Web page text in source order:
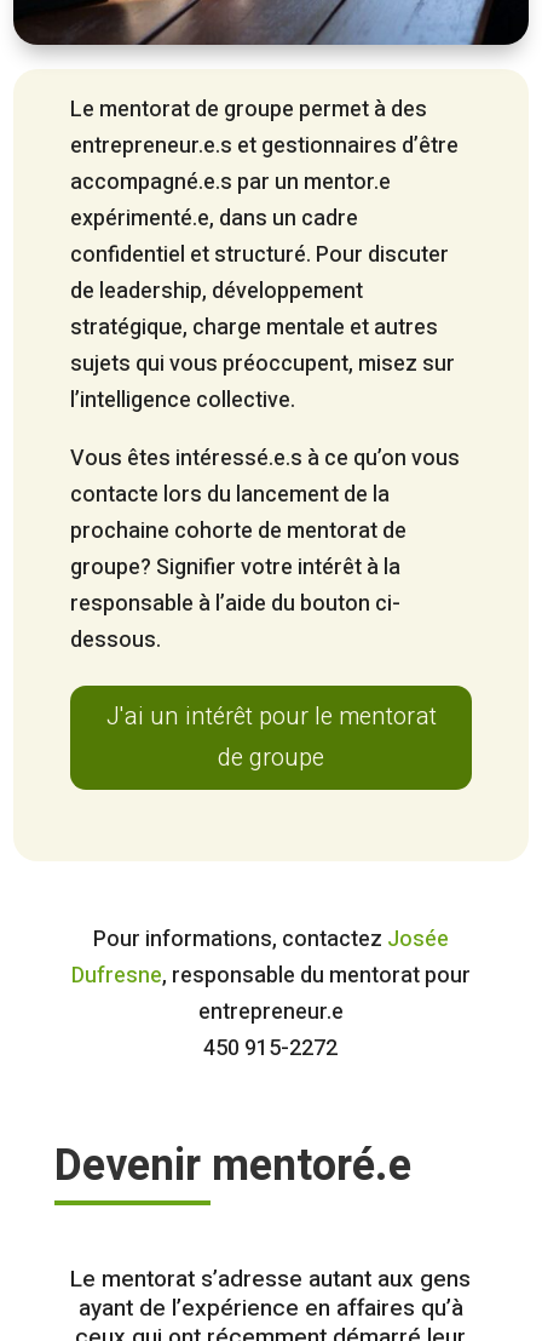
Le mentorat de groupe permet à des
entrepreneur.e.s et gestionnaires d’être
accompagné.e.s par un mentor.e
expérimenté.e, dans un cadre
confidentiel et structuré. Pour discuter
de leadership, développement
stratégique, charge mentale et autres
sujets qui vous préoccupent, misez sur
l’intelligence collective.
Vous êtes intéressé.e.s à ce qu’on vous
contacte lors du lancement de la
prochaine cohorte de mentorat de
groupe? Signifier votre intérêt à la
responsable à l’aide du bouton ci-
dessous.
J'ai un intérêt pour le mentorat
de groupe
Pour informations, contactez Josée
Dufresne, responsable du mentorat pour
entrepreneur.e
450 915-2272
Devenir mentoré.e
Le mentorat s’adresse autant aux gens
ayant de l’expérience en affaires qu’à